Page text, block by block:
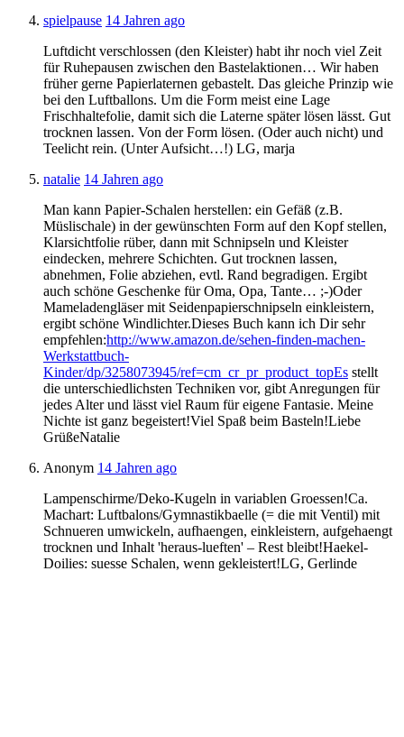
spielpause 14 Jahren ago
Luftdicht verschlossen (den Kleister) habt ihr noch viel Zeit
für Ruhepausen zwischen den Bastelaktionen… Wir haben
früher gerne Papierlaternen gebastelt. Das gleiche Prinzip wie
bei den Luftballons. Um die Form meist eine Lage
Frischhaltefolie, damit sich die Laterne später lösen lässt. Gut
trocknen lassen. Von der Form lösen. (Oder auch nicht) und
Teelicht rein. (Unter Aufsicht…!) LG, marja
natalie 14 Jahren ago
Man kann Papier-Schalen herstellen: ein Gefäß (z.B.
Müslischale) in der gewünschten Form auf den Kopf stellen,
Klarsichtfolie rüber, dann mit Schnipseln und Kleister
eindecken, mehrere Schichten. Gut trocknen lassen,
abnehmen, Folie abziehen, evtl. Rand begradigen. Ergibt
auch schöne Geschenke für Oma, Opa, Tante… ;-)Oder
Mameladengläser mit Seidenpapierschnipseln einkleistern,
ergibt schöne Windlichter.Dieses Buch kann ich Dir sehr
empfehlen:http://www.amazon.de/sehen-finden-machen-
Werkstattbuch-
Kinder/dp/3258073945/ref=cm_cr_pr_product_topEs stellt
die unterschiedlichsten Techniken vor, gibt Anregungen für
jedes Alter und lässt viel Raum für eigene Fantasie. Meine
Nichte ist ganz begeistert!Viel Spaß beim Basteln!Liebe
GrüßeNatalie
Anonym 14 Jahren ago
Lampenschirme/Deko-Kugeln in variablen Groessen!Ca.
Machart: Luftbalons/Gymnastikbaelle (= die mit Ventil) mit
Schnueren umwickeln, aufhaengen, einkleistern, aufgehaengt
trocknen und Inhalt 'heraus-lueften' – Rest bleibt!Haekel-
Doilies: suesse Schalen, wenn gekleistert!LG, Gerlinde